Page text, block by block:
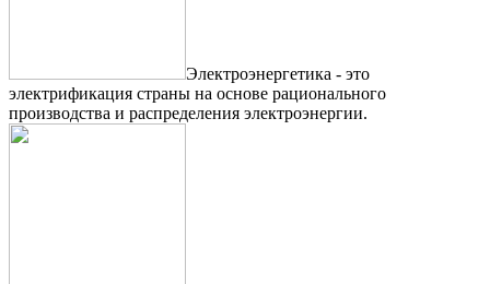
Электроэнергетика - это
электрификация страны на основе рационального
производства и распределения электроэнергии.